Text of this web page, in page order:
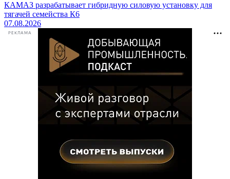
КАМАЗ разрабатывает гибридную силовую установку для
тягачей семейства К6
07.08.2026
РЕКЛАМА